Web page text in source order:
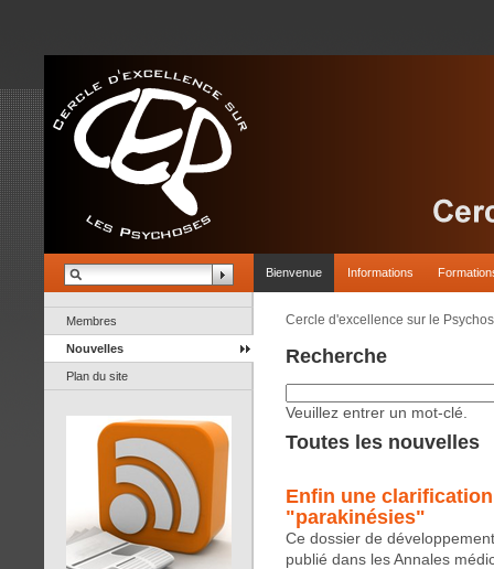
Bienvenue Informations
Membres
Nouvelles
Plan du site
Cercle d'excellence sur le
Recherche
Veuillez entrer un mot-clé.
Toutes les nouvelles
Enfin une
"parakinésies"
Ce dossier de
publié dans les Annales